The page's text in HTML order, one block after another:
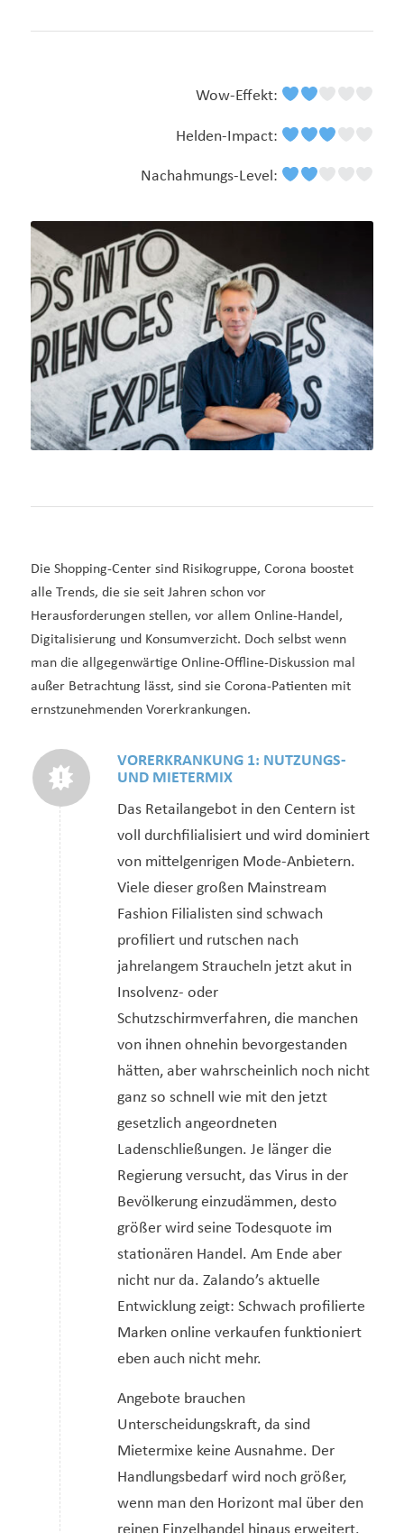
Wow-Effekt:
Helden-Impact:
Nachahmungs-Level:
Die Shopping-Center sind Risikogruppe, Corona boostet
alle Trends, die sie seit Jahren schon vor
Herausforderungen stellen, vor allem Online-Handel,
Digitalisierung und Konsumverzicht. Doch selbst wenn
man die allgegenwärtige Online-Offline-Diskussion mal
außer Betrachtung lässt, sind sie Corona-Patienten mit
ernstzunehmenden Vorerkrankungen.
VORERKRANKUNG 1: NUTZUNGS-
UND MIETERMIX
Das Retailangebot in den Centern ist
voll durchfilialisiert und wird dominiert
von mittelgenrigen Mode-Anbietern.
Viele dieser großen Mainstream
Fashion Filialisten sind schwach
profiliert und rutschen nach
jahrelangem Straucheln jetzt akut in
Insolvenz- oder
Schutzschirmverfahren, die manchen
von ihnen ohnehin bevorgestanden
hätten, aber wahrscheinlich noch nicht
ganz so schnell wie mit den jetzt
gesetzlich angeordneten
Ladenschließungen. Je länger die
Regierung versucht, das Virus in der
Bevölkerung einzudämmen, desto
größer wird seine Todesquote im
stationären Handel. Am Ende aber
nicht nur da. Zalando’s aktuelle
Entwicklung zeigt: Schwach profilierte
Marken online verkaufen funktioniert
eben auch nicht mehr.
Angebote brauchen
Unterscheidungskraft, da sind
Mietermixe keine Ausnahme. Der
Handlungsbedarf wird noch größer,
wenn man den Horizont mal über den